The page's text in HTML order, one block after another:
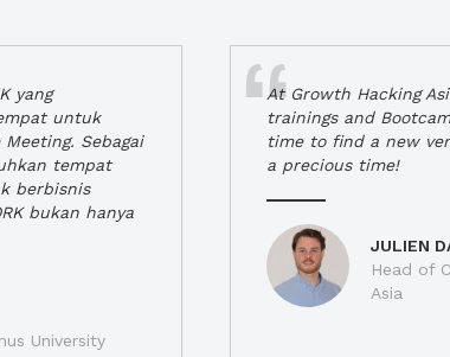
yang
untuk
Sebagai
tempat
berbisnis
bukan hanya
University
At Growth Hacking
trainings and
time to find a new
a precious time!
JULIEN
Head of
Asia